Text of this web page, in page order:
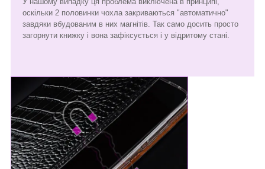
оскільки 2 половинки чохла закриваються "автоматично"
завдяки вбудованим в них магнітів. Так само досить просто
загорнути книжку і вона зафіксується і у відритому стані.